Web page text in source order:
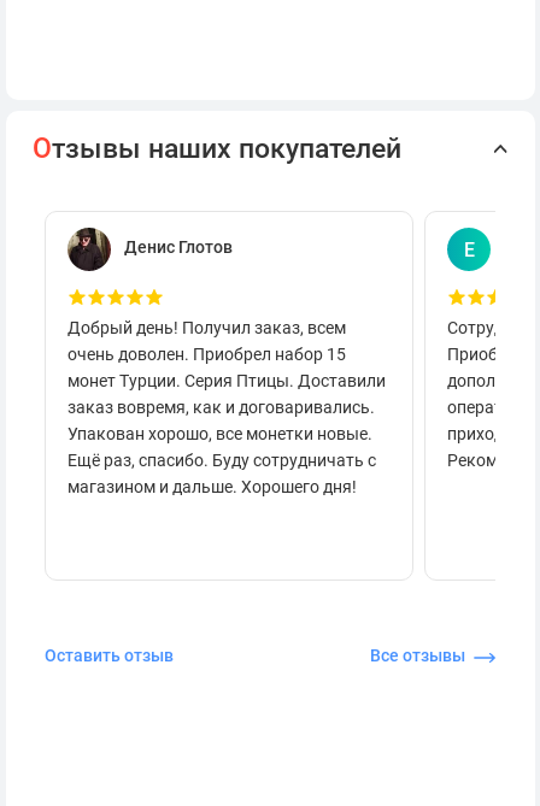
Отзывы наших покупателей
Денис Глотов
Добрый день! Получил заказ, всем
очень доволен. Приобрел набор 15
монет Турции. Серия Птицы. Доставили
заказ вовремя, как и договаривались.
Упакован хорошо, все монетки новые.
Ещё раз, спасибо. Буду сотрудничать с
магазином и дальше. Хорошего дня!
Е
приходило
Оставить отзыв Все отзывы